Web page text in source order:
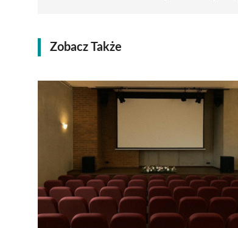
Zobacz Także